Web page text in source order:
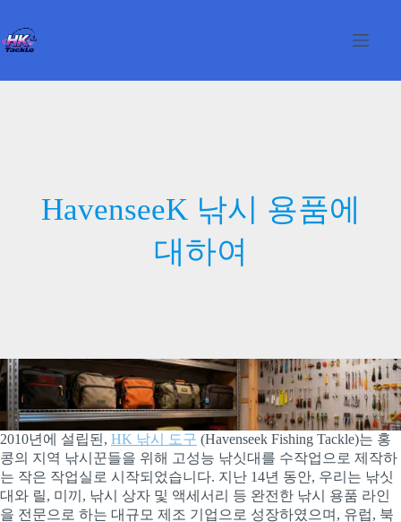
으
건
HavenseeK 낚시 용품에
대하여
2010년에 설립된, HK 낚시 도구 (Havenseek Fishing Tackle)는 홍
콩의 지역 낚시꾼들을 위해 고성능 낚싯대를 수작업으로 제작하
는 작은 작업실로 시작되었습니다. 지난 14년 동안, 우리는 낚싯
대와 릴, 미끼, 낚시 상자 및 액세서리 등 완전한 낚시 용품 라인
을 전문으로 하는 대규모 제조 기업으로 성장하였으며, 유럽, 북